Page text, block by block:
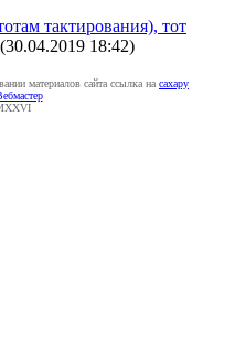
тактирования), тот
(30.04.2019 18:42)
материалов сайта ссылка на caxapу